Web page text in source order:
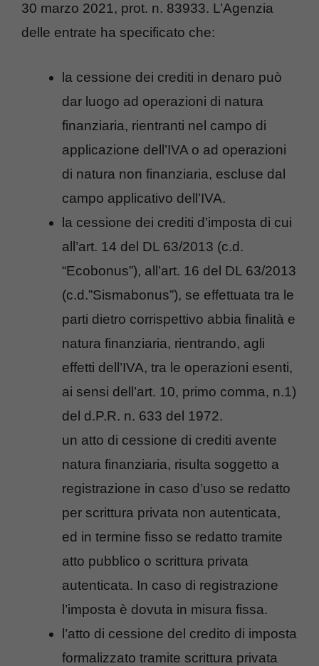
30 marzo 2021, prot. n. 83933. L’Agenzia
delle entrate ha specificato che:
la cessione dei crediti in denaro può
dar luogo ad operazioni di natura
finanziaria, rientranti nel campo di
applicazione dell’IVA o ad operazioni
di natura non finanziaria, escluse dal
campo applicativo dell’IVA.
la cessione dei crediti d’imposta di cui
all’art. 14 del DL 63/2013 (c.d.
“Ecobonus”), all’art. 16 del DL 63/2013
(c.d.”Sismabonus”), se effettuata tra le
parti dietro corrispettivo abbia finalità e
natura finanziaria, rientrando, agli
effetti dell’IVA, tra le operazioni esenti,
ai sensi dell’art. 10, primo comma, n.1)
del d.P.R. n. 633 del 1972.
un atto di cessione di crediti avente
natura finanziaria, risulta soggetto a
registrazione in caso d’uso se redatto
per scrittura privata non autenticata,
ed in termine fisso se redatto tramite
atto pubblico o scrittura privata
autenticata. In caso di registrazione
l’imposta è dovuta in misura fissa.
l’atto di cessione del credito di imposta
formalizzato tramite scrittura privata